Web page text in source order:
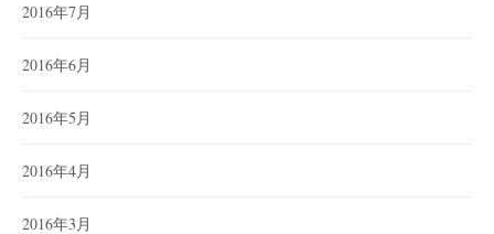
2016年7月
2016年6月
2016年5月
2016年4月
2016年3月